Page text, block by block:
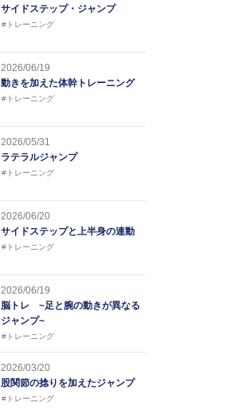
サイドステップ・ジャンプ
#トレーニング
2026/06/19
動きを加えた体幹トレーニング
#トレーニング
2026/05/31
ラテラルジャンプ
#トレーニング
2026/06/20
サイドステップと上半身の連動
#トレーニング
2026/06/19
脳トレ ~足と腕の動きが異なる
ジャンプ~
#トレーニング
2026/03/20
股関節の捻りを加えたジャンプ
#トレーニング